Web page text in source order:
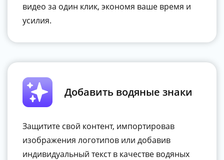
видео за один клик, экономя ваше время и
усилия.
Добавить водяные знаки
Защитите свой контент, импортировав
изображения логотипов или добавив
индивидуальный текст в качестве водяных